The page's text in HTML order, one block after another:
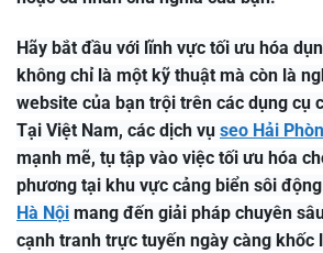
Hãy bắt đầu với lĩnh vực tối ưu hóa
không chỉ là một kỹ thuật mà còn là
website của bạn trội trên các dụng cụ
Tại Việt Nam, các dịch vụ seo Hải
mạnh mẽ, tụ tập vào việc tối ưu hóa
phương tại khu vực cảng biển sôi
Hà Nội mang đến giải pháp chuyên
cạnh tranh trực tuyến ngày càng khốc